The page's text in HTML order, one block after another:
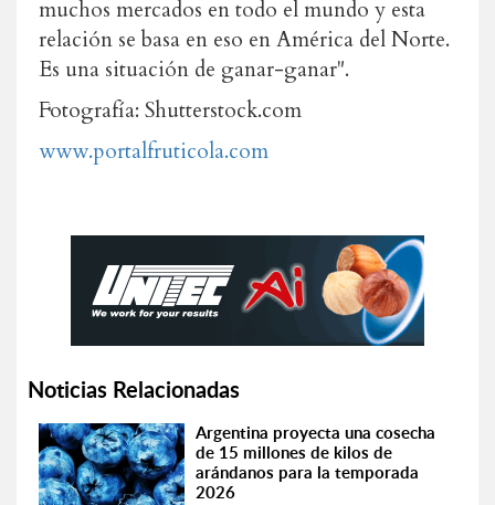
muchos mercados en todo el mundo y esta
relación se basa en eso en América del Norte.
Es una situación de ganar-ganar".
Fotografía: Shutterstock.com
www.portalfruticola.com
Noticias Relacionadas
Argentina proyecta una cosecha
de 15 millones de kilos de
arándanos para la temporada
2026